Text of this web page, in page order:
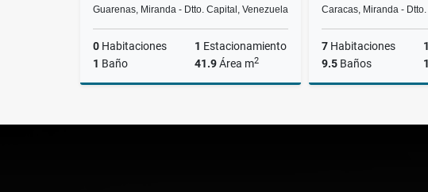
Guarenas, Miranda - Dtto. Capital, Venezuela
0 Habitaciones 1 Estacionamiento
1 Baño 41.9Área m2
US$17,800
Caracas, Miranda -
7 Habitaciones
9.5 Baños